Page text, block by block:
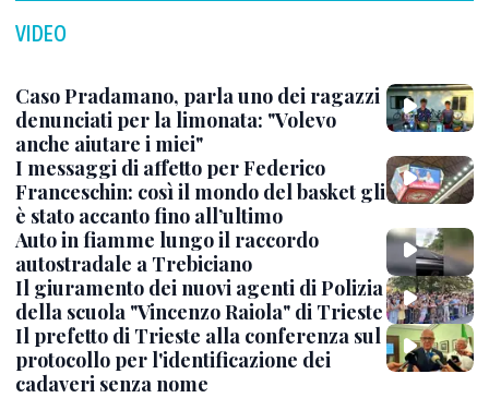
VIDEO
Caso Pradamano, parla uno dei ragazzi
denunciati per la limonata: "Volevo
anche aiutare i miei"
I messaggi di affetto per Federico
Franceschin: così il mondo del basket gli
è stato accanto fino all’ultimo
Auto in fiamme lungo il raccordo
autostradale a Trebiciano
Il giuramento dei nuovi agenti di Polizia
della scuola "Vincenzo Raiola" di Trieste
Il prefetto di Trieste alla conferenza sul
protocollo per l'identificazione dei
cadaveri senza nome